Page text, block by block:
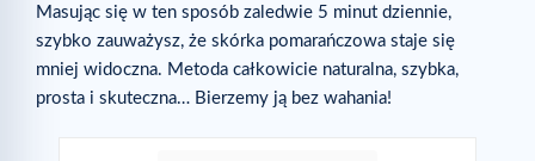
Masując się w ten sposób zaledwie 5 minut dziennie,
szybko zauważysz, że skórka pomarańczowa staje się
mniej widoczna. Metoda całkowicie naturalna, szybka,
prosta i skuteczna… Bierzemy ją bez wahania!